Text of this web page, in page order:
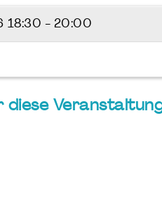
18:30 - 20:00